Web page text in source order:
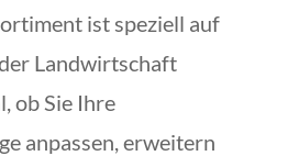
ist speziell auf
Landwirtschaft
ob Sie Ihre
anpassen, erweitern